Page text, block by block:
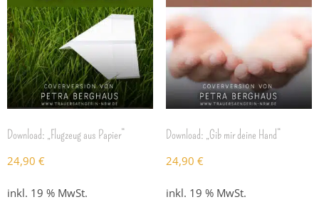
Download: „Flugzeug aus Papier“
24,90 €
inkl. 19 % MwSt.
Download: „Gib mir deine Hand“
24,90 €
inkl. 19 % MwSt.